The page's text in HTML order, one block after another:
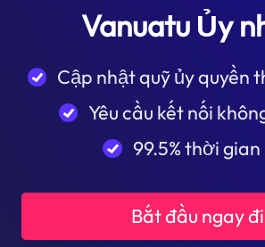
Vanuatu Ủy
Cập nhật quỹ ủy quyền
Yêu cầu kết nối
99.5% thời
Bắt đầu ngay